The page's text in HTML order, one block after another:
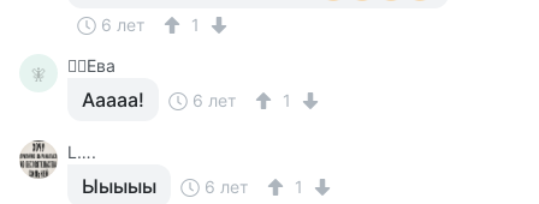
6 лет 1
🧚‍ 🧚‍♀️Ева
Ааааа! 6 лет 1
L….
Ыыыыы 6 лет 1